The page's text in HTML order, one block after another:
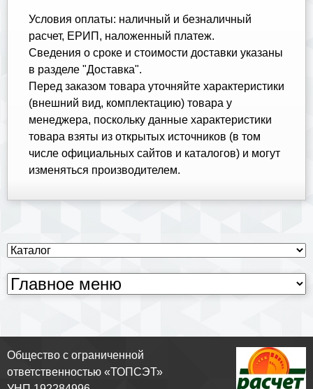
Условия оплаты: наличный и безналичный
расчет, ЕРИП, наложенный платеж.
Cведения о сроке и стоимости доставки указаны
в разделе "Доставка".
Перед заказом товара уточняйте характеристики
(внешний вид, комплектацию) товара у
менеджера, поскольку данные характеристики
товара взяты из открытых источников (в том
числе официальных сайтов и каталогов) и могут
изменяться производителем.
Общество с ограниченной
ответственностью «ТОПСЭТ»